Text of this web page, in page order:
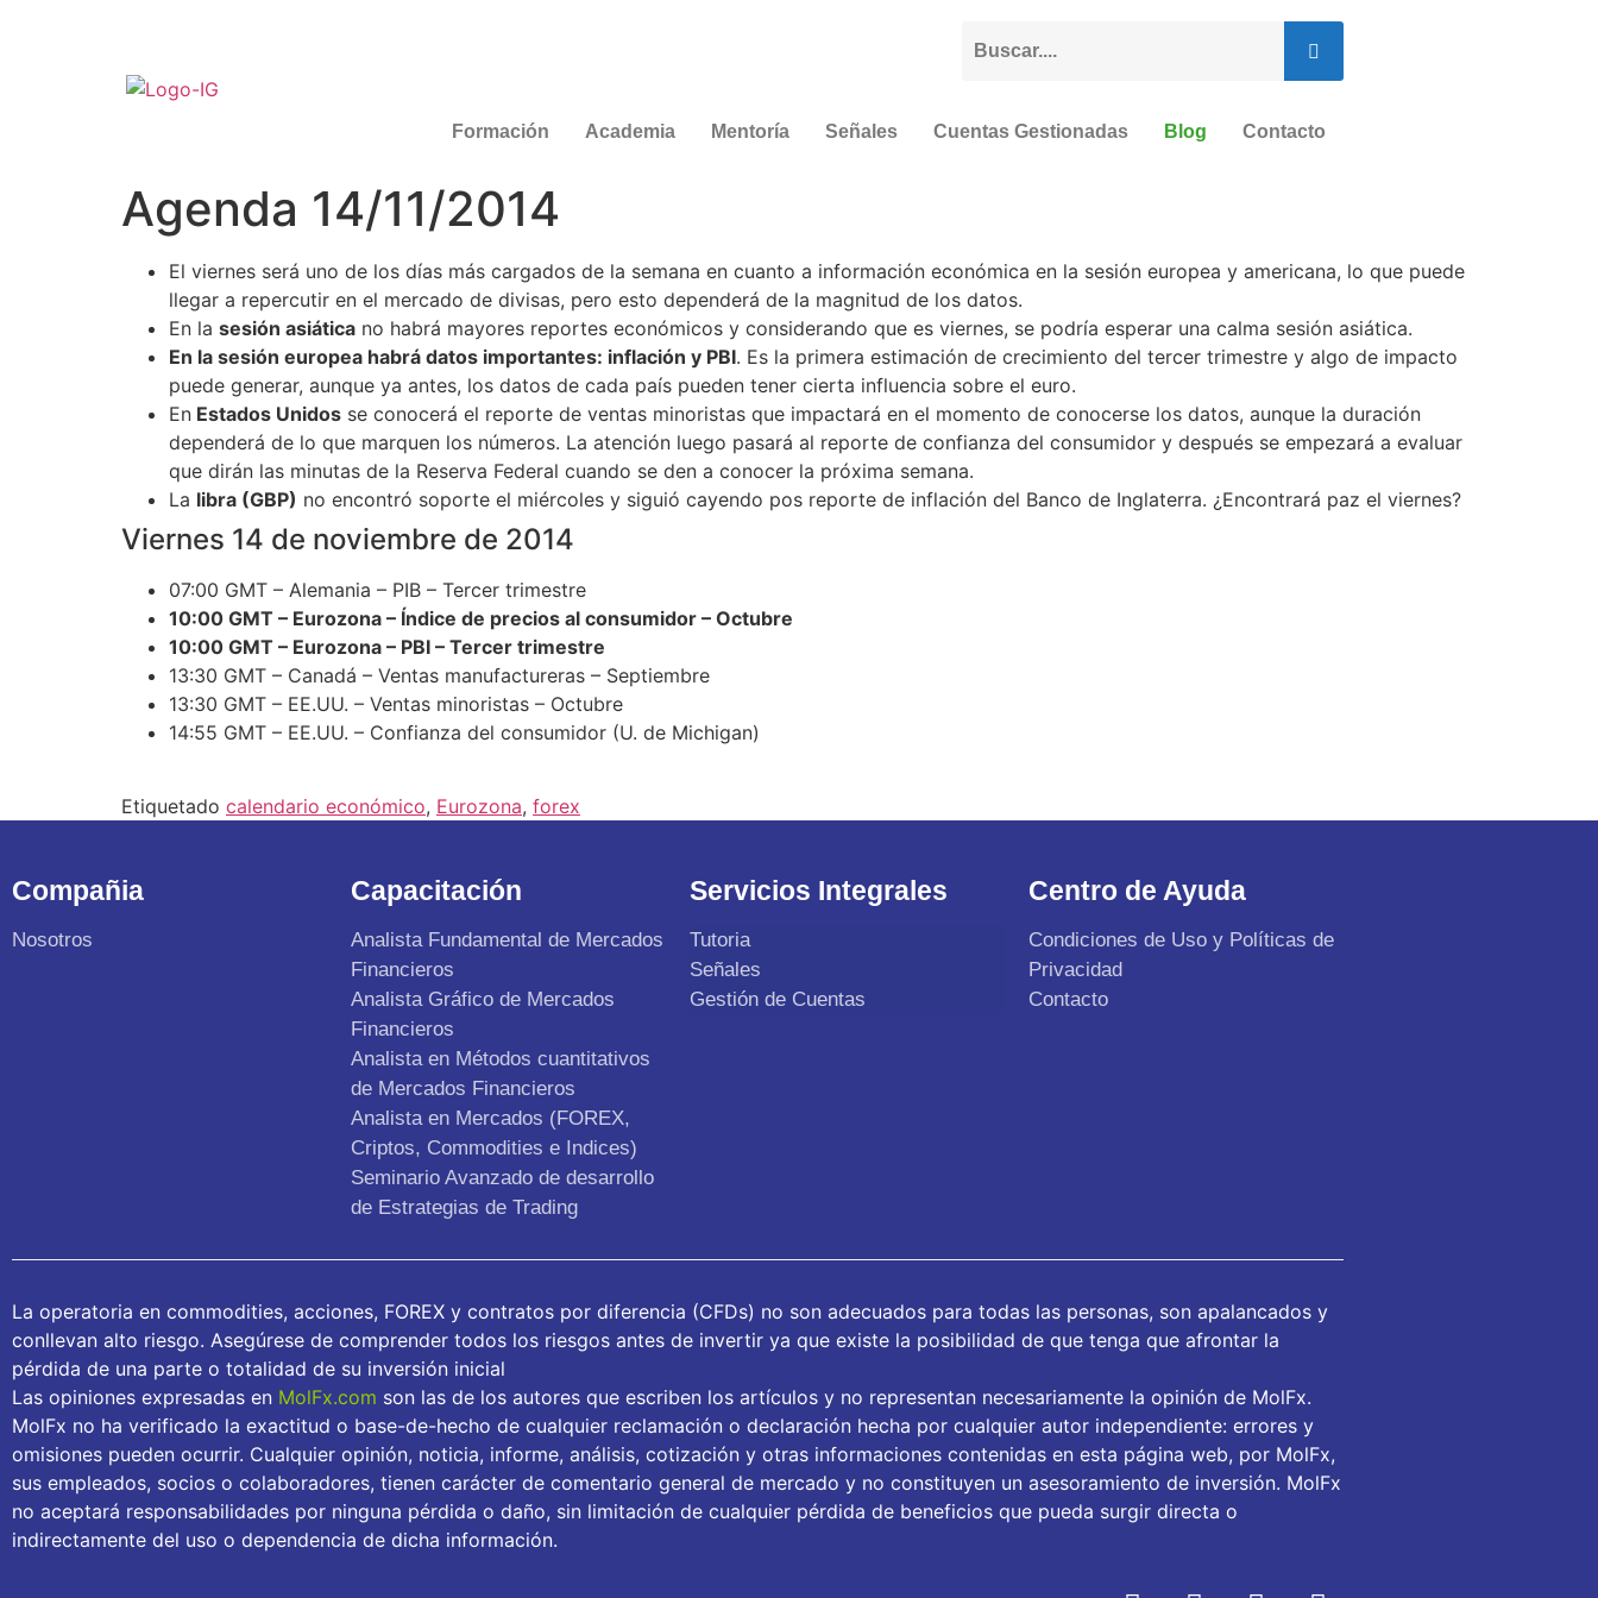
Formación Academia Mentoría Señales Cuentas Gestionadas Blog Contacto
Agenda 14/11/2014
El viernes será uno de los días más cargados de la semana en cuanto a información económica en la sesión europea y americana, lo que puede
llegar a repercutir en el mercado de divisas, pero esto dependerá de la magnitud de los datos.
En la sesión asiática no habrá mayores reportes económicos y considerando que es viernes, se podría esperar una calma sesión asiática.
En la sesión europea habrá datos importantes: inflación y PBI. Es la primera estimación de crecimiento del tercer trimestre y algo de impacto
puede generar, aunque ya antes, los datos de cada país pueden tener cierta influencia sobre el euro.
En Estados Unidos se conocerá el reporte de ventas minoristas que impactará en el momento de conocerse los datos, aunque la duración
dependerá de lo que marquen los números. La atención luego pasará al reporte de confianza del consumidor y después se empezará a evaluar
que dirán las minutas de la Reserva Federal cuando se den a conocer la próxima semana.
La libra (GBP) no encontró soporte el miércoles y siguió cayendo pos reporte de inflación del Banco de Inglaterra. ¿Encontrará paz el viernes?
Viernes 14 de noviembre de 2014
07:00 GMT – Alemania – PIB – Tercer trimestre
10:00 GMT – Eurozona – Índice de precios al consumidor – Octubre
10:00 GMT – Eurozona – PBI – Tercer trimestre
13:30 GMT – Canadá – Ventas manufactureras – Septiembre
13:30 GMT – EE.UU. – Ventas minoristas – Octubre
14:55 GMT – EE.UU. – Confianza del consumidor (U. de Michigan)
Etiquetado calendario económico, Eurozona, forex
Compañia
Nosotros
Capacitación
Analista Fundamental de Mercados
Financieros
Analista Gráfico de Mercados
Financieros
Analista en Métodos cuantitativos
de Mercados Financieros
Analista en Mercados (FOREX,
Criptos, Commodities e Indices)
Seminario Avanzado de desarrollo
de Estrategias de Trading
Servicios Integrales
Tutoria
Señales
Gestión de Cuentas
Centro de Ayuda
Condiciones de Uso y Políticas de
Privacidad
Contacto
La operatoria en commodities, acciones, FOREX y contratos por diferencia (CFDs) no son adecuados para todas las personas, son apalancados y
conllevan alto riesgo. Asegúrese de comprender todos los riesgos antes de invertir ya que existe la posibilidad de que tenga que afrontar la
pérdida de una parte o totalidad de su inversión inicial
Las opiniones expresadas en MolFx.com son las de los autores que escriben los artículos y no representan necesariamente la opinión de MolFx.
MolFx no ha verificado la exactitud o base-de-hecho de cualquier reclamación o declaración hecha por cualquier autor independiente: errores y
omisiones pueden ocurrir. Cualquier opinión, noticia, informe, análisis, cotización y otras informaciones contenidas en esta página web, por MolFx,
sus empleados, socios o colaboradores, tienen carácter de comentario general de mercado y no constituyen un asesoramiento de inversión. MolFx
no aceptará responsabilidades por ninguna pérdida o daño, sin limitación de cualquier pérdida de beneficios que pueda surgir directa o
indirectamente del uso o dependencia de dicha información.